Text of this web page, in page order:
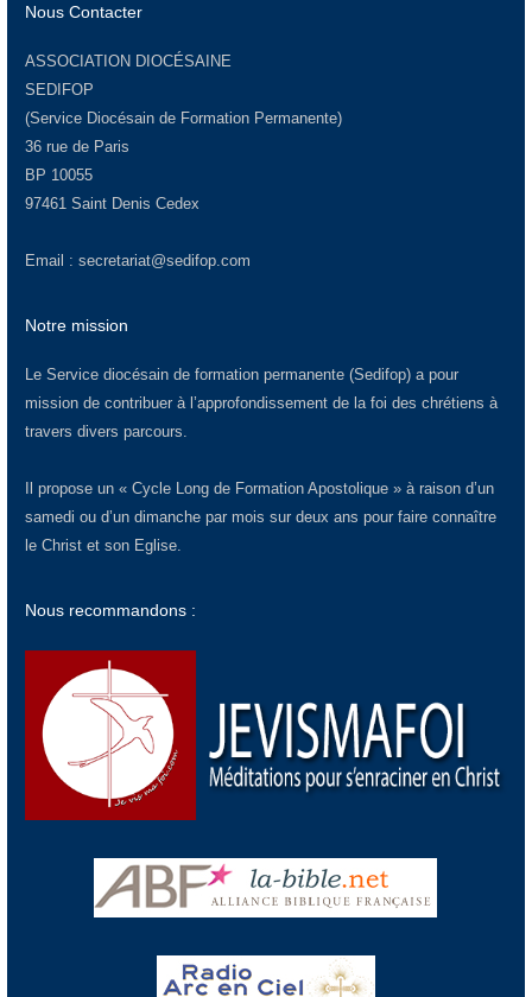
Nous Contacter
ASSOCIATION DIOCÉSAINE
SEDIFOP
(Service Diocésain de Formation Permanente)
36 rue de Paris
BP 10055
97461 Saint Denis Cedex
Email : secretariat@sedifop.com
Notre mission
Le Service diocésain de formation permanente (Sedifop) a pour
mission de contribuer à l’approfondissement de la foi des chrétiens à
travers divers parcours.
Il propose un « Cycle Long de Formation Apostolique » à raison d’un
samedi ou d’un dimanche par mois sur deux ans pour faire connaître
le Christ et son Eglise.
Nous recommandons :